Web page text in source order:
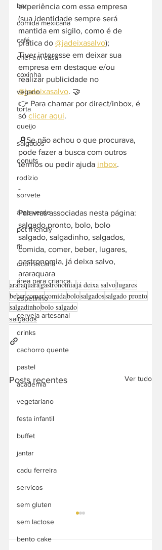
bar
comida mexicana
café
chef em casa
coxinha
vegano
torta
queijo
salgados
donuts
rodízio
sorvete
área verde
pet friendly
fit
churrascaria
área para criança
espetinho
cerveja artesanal
drinks
cachorro quente
pastel
academia
vegetariano
festa infantil
buffet
jantar
cadu ferreira
servicos
sem gluten
sem lactose
bento cake
experiência com essa empresa
(sua identidade sempre será
mantida em sigilo, como é de
prática do @jadeixasalvo);
Tiver interesse em deixar sua
empresa em destaque e/ou
realizar publicidade no
@jadeixasalvo. 🤝
👉 Para chamar por direct/inbox, é
só clicar aqui.
🔎Se não achou o que procurava,
pode fazer a busca com outros
termos ou pedir ajuda inbox.
-
Palavras associadas nesta página:
salgado pronto, bolo, bolo
salgado, salgadinho, salgados,
comida, comer, beber, lugares,
gastronomia, já deixa salvo,
araraquara
araraquaragastronomiajá deixa salvolugares
bebercomercomidabolosalgadossalgado pronto
salgadinhobolo salgado
salgados
Posts recentes Ver tudo